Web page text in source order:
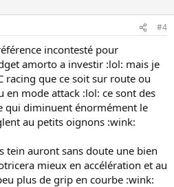
#4
incontesté pour
amorto a investir :lol: mais je
racing que ce soit sur route ou
en mode attack :lol: ce sont des
qui diminuent énormément le
au petits oignons :wink:
tein auront sans doute une bien
mieux en accélération et au
plus de grip en courbe :wink: